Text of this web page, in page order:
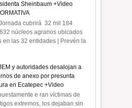
Sheinbaum +Video
cubrirá 32 mil 184
núcleos agrarios ubicados
en las 32 entidades | Prevén la
y autoridades desalojan a
de anexo por presunta
en Ecatepec +Video
e ran víctimas de
extremos, los dejaban sin